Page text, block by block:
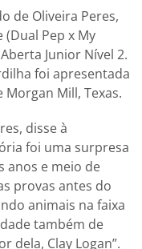
de Oliveira Peres,
(Dual Pep x My
Junior Nível 2.
foi apresentada
Morgan Mill, Texas.
disse à
foi uma surpresa
anos e meio de
provas antes do
animais na faixa
também de
dela, Clay Logan”.